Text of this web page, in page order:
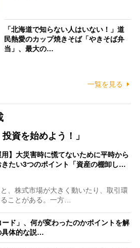
「北海道で知らない人はいない！」道
民熱愛のカップ焼きそば「やきそば弁
当」、最大の…
一覧を見る
資を始めよう！」
用】大災害時に慌てないために平時から
きたい3つのポイント「資産の棚卸し…
、株式市場が大きく動いたり、取引環
ことがある。一方…
ド」、何が変わったのかポイントを解
体的な説…